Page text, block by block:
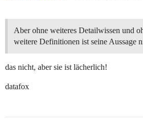
Aber ohne weiteres Detailwissen und
weitere Definitionen ist seine Aussage
das nicht, aber sie ist lächerlich!
datafox